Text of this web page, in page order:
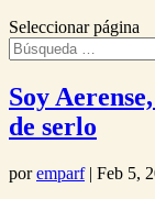
Seleccionar página
Soy
de serlo
poremparf| Feb 5,